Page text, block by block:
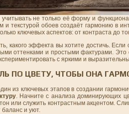
не только её форму и
и текстурой обоев создаёт гармонию в
ключевых аспектов: от контраста до
какого эффекта вы хотите достичь.
оттенками и простыми фактурами. Это
с яркими и
ПО ЦВЕТУ, ЧТОБЫ ОНА
из ключевых этапов в создании
. Начните с анализа доминирующих
или служить контрастным акцентом.
и уют.